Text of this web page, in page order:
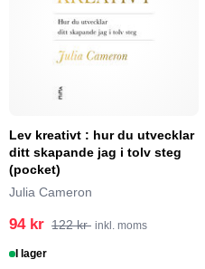
Lev kreativt : hur du utvecklar
ditt skapande jag i tolv steg
(pocket)
Julia Cameron
94 kr 122 kr inkl. moms
I lager